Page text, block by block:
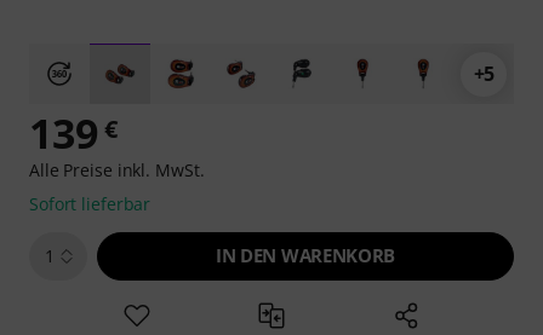
+5
139 €
Alle Preise inkl. MwSt.
Sofort lieferbar
1 IN DEN WARENKORB